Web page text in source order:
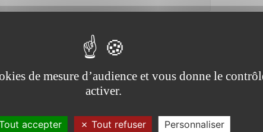
de mesure d’audience et vous donne le
activer.
accepter Tout refuser Personnaliser